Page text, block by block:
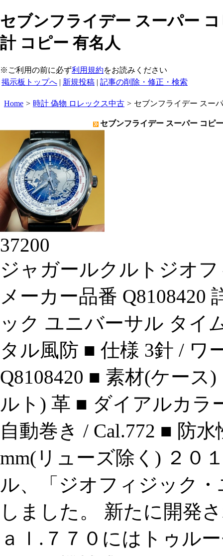
セブンフライデー スーパー
計 コピー 有名人
※ご利用の前に必ず利用規約をお読みください
掲示板トップへ | 新規投稿 | 記事の削除・修正・検索
Home > 時計 偽物 ロレックス中古 > セブンフライデー スー
セブンフライデー スーパー コピ
37200
ジャガールクルトジオ
メーカー品番
ック ユニバーサル タイ
タル風防 ■ 仕様 3針 / ワ
Q8108420 ■ 素材(ケー
ルト) 革 ■ ダイアルカラ
自動巻き / Cal.772 ■ 防
mm(リューズ除く) ２０
ル、「ジオフィジック
しました。 新たに開発
ａｌ.７７０にはトゥル